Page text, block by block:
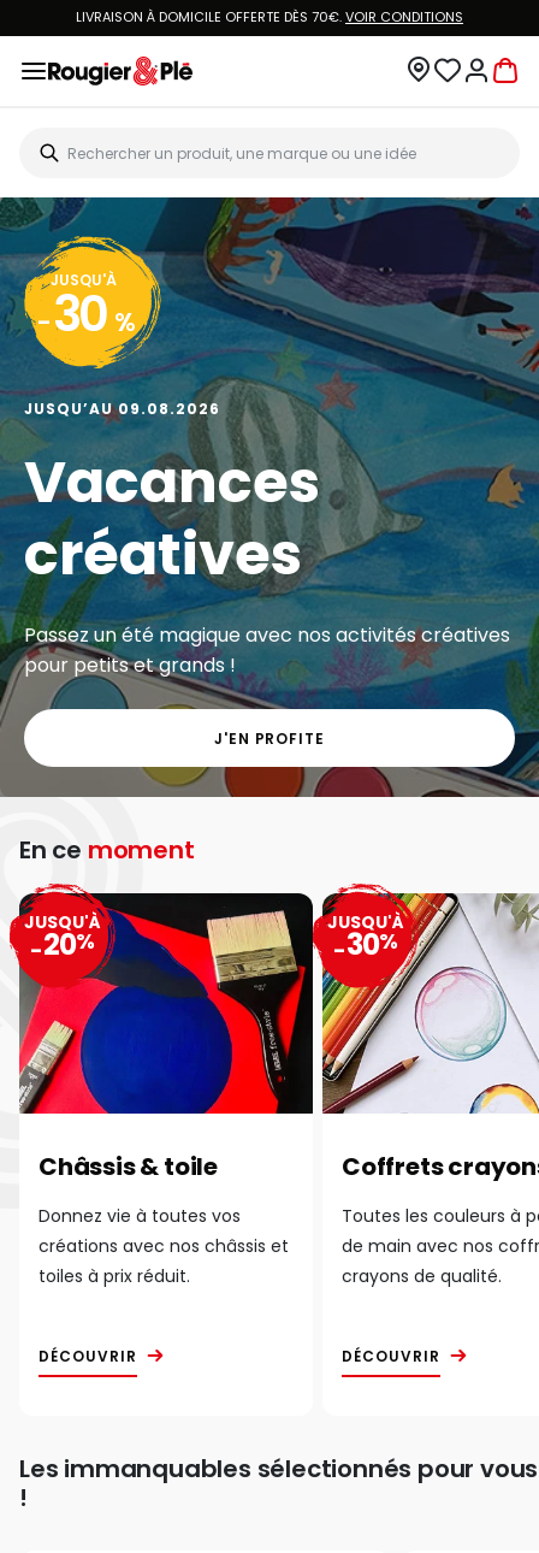
LIVRAISON À DOMICILE OFFERTE DÈS 70€.VOIR CONDITIONS
JUSQU'À
- 30 %
JUSQU’AU 09.08.2026
Vacances
créatives
Passez un été magique avec nos activités créatives
pour petits et grands !
J'EN PROFITE
En ce moment
Châssis & toile
Donnez vie à toutes vos
créations avec nos châssis et
toiles à prix réduit.
DÉCOUVRIR
JUSQU'À
-20%
Coffrets
Toutes les couleurs à
de main avec nos
crayons de qualité.
DÉCOUVRIR
JUSQU'À
-30%
Les immanquables sélectionnés pour vous
!